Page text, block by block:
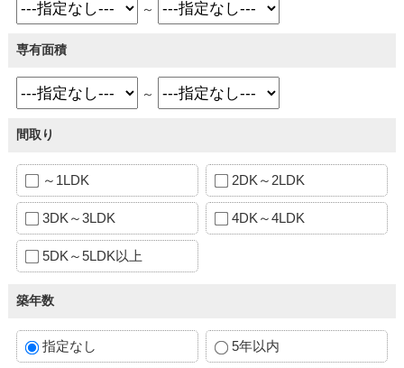
～
専有面積
～
間取り
～1LDK 2DK～2LDK
3DK～3LDK 4DK～4LDK
5DK～5LDK以上
築年数
指定なし 5年以内